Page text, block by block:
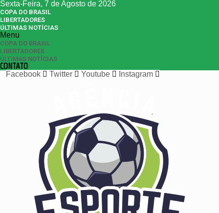
Sexta-Feira, 7 de Agosto de 2026
COPA DO BRASIL
LIBERTADORES
ÚLTIMAS NOTÍCIAS
Menu
COPA DO BRASIL
LIBERTADORES
ÚLTIMAS NOTÍCIAS
CONTATO
Facebook
Twitter Youtube Instagram